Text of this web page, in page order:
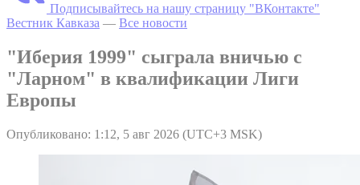
Подписывайтесь на нашу страницу "ВКонтакте"
Вестник Кавказа — Все новости
"Иберия 1999" сыграла вничью с
"Ларном" в квалификации Лиги
Европы
Опубликовано: 1:12, 5 авг 2026 (UTC+3 MSK)